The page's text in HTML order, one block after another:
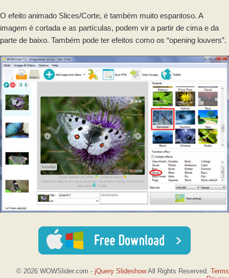
O efeito animado Slices/Corte, é também muito espantoso. A
imagem é cortada e as partículas, podem vir a partir de cima e da
parte de baixo. Também pode ter efeitos como os “opening louvers”.
© 2026 WOWSlider.com - jQuery SlideshowAll Rights Reserved. Terms